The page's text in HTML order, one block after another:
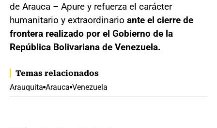
de Arauca – Apure y refuerza el carácter
humanitario y extraordinario ante el cierre de
frontera realizado por el Gobierno de la
República Bolivariana de Venezuela.
Temas relacionados
Arauquita Arauca Venezuela